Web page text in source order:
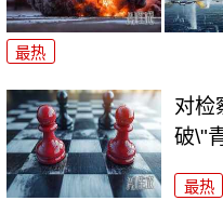
最热
对检
破\"
最热